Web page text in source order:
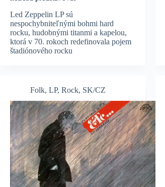
Led Zeppelin LP sú
nespochybniteľnými bohmi hard
rocku, hudobnými titanmi a kapelou,
ktorá v 70. rokoch redefinovala pojem
štadiónového rocku
Folk, LP, Rock, SK/CZ